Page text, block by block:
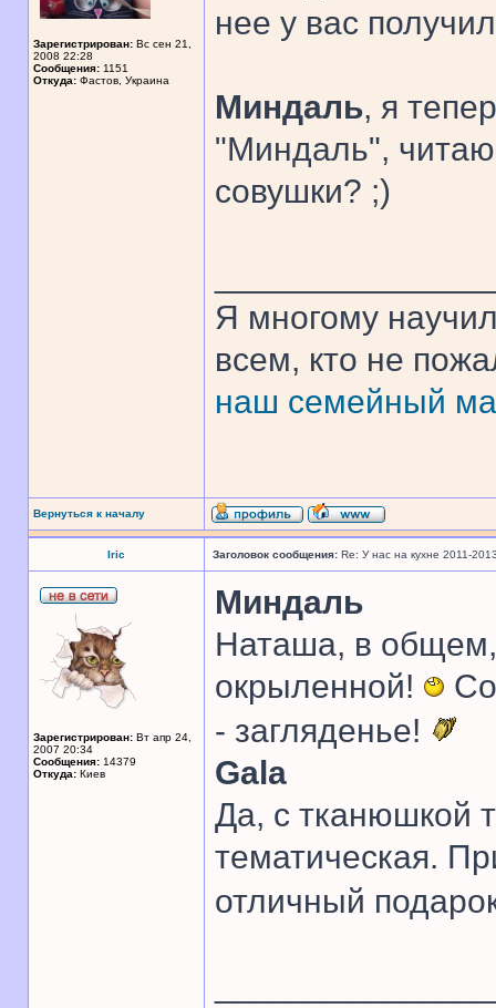
Зарегистрирован: Вс сен 21,
2008 22:28
Сообщения: 1151
Откуда: Фастов, Украина
нее у вас
Миндаль, я
"Миндаль",
совушки? ;)
Я многому
всем, кто не
наш семейный
Вернуться к началу
Iric Заголовок сообщения: Re: У нас на кухне 2011-
Зарегистрирован: Вт апр 24,
2007 20:34
Сообщения: 14379
Откуда: Киев
Миндаль
Наташа, в
окрыленной!
- загляденье!
Gala
Да, с тканюшкой
тематическая.
отличный